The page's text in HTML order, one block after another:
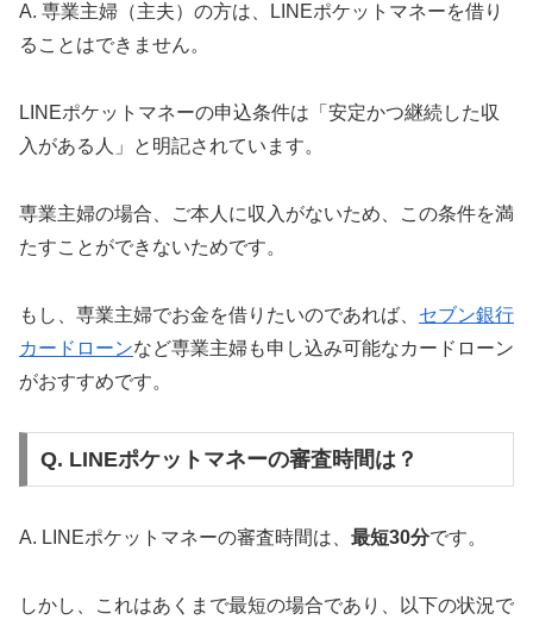
A. 専業主婦（主夫）の方は、LINEポケットマネーを借り
ることはできません。
LINEポケットマネーの申込条件は「安定かつ継続した収
入がある人」と明記されています。
専業主婦の場合、ご本人に収入がないため、この条件を満
たすことができないためです。
もし、専業主婦でお金を借りたいのであれば、 セブン銀行
カードローンなど専業主婦も申し込み可能なカードローン
がおすすめです。
Q. LINEポケットマネーの審査時間は？
A. LINEポケットマネーの審査時間は、 最短30分です。
しかし、これはあくまで最短の場合であり、以下の状況で